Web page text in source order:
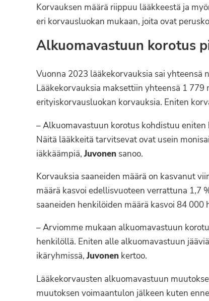
Korvauksen määrä riippuu lääkkeestä ja
eri korvausluokan mukaan, joita ovat
Alkuomavastuun korotus
Vuonna 2023 lääkekorvauksia sai yhteensä
Lääkekorvauksia maksettiin yhteensä 1
erityiskorvausluokan korvauksia. Eniten
– Alkuomavastuun korotus kohdistuu
Näitä lääkkeitä tarvitsevat ovat usein
iäkkäämpiä,Juvonen sanoo.
Korvauksia saaneiden määrä on kasvanut
määrä kasvoi edellisvuoteen verrattuna 1,7
saaneiden henkilöiden määrä kasvoi 84 000
– Arviomme mukaan alkuomavastuun
henkilöllä. Eniten alle alkuomavastuun
ikäryhmissä,Juvonen kertoo.
Lääkekorvausten alkuomavastuun
muutoksen voimaantulon jälkeen kuten